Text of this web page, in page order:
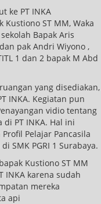
ke PT INKA
Kustiono ST MM, Waka
Bapak Aris
pak Andri Wiyono ,
1 dan 2 bapak M Abd
yang disediakan,
INKA. Kegiatan pun
vidio tentang
di PT INKA. Hal ini
Pelajar Pancasila
SMK PGRI 1 Surabaya.
Kustiono ST MM
INKA karena sudah
mereka
api